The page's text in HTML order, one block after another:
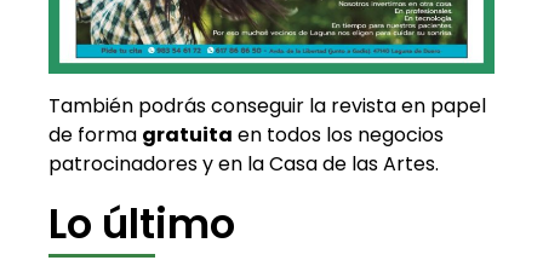
También podrás conseguir la revista en papel
de forma gratuita en todos los negocios
patrocinadores y en la Casa de las Artes.
Lo último